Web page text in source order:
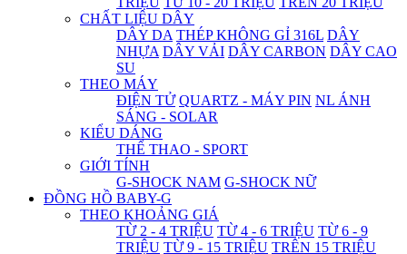
CHẤT LIỆU DÂY
DÂY DA THÉP KHÔNG GỈ 316L DÂY
NHỰA DÂY VẢI DÂY CARBON DÂY CAO
SU
THEO MÁY
ĐIỆN TỬ QUARTZ - MÁY PIN NL ÁNH
SÁNG - SOLAR
KIỂU DÁNG
THỂ THAO - SPORT
GIỚI TÍNH
G-SHOCK NAM G-SHOCK NỮ
ĐỒNG HỒ BABY-G
THEO KHOẢNG GIÁ
TỪ 2 - 4 TRIỆU TỪ 4 - 6 TRIỆU TỪ 6 - 9
TRIỆU TỪ 9 - 15 TRIỆU TRÊN 15 TRIỆU